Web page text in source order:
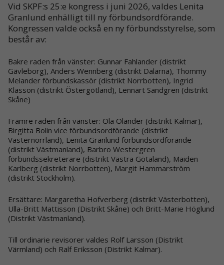
Vid SKPF:s 25:e kongress i juni 2026, valdes Lenita
Granlund enhälligt till ny förbundsordförande.
Kongressen valde också en ny förbundsstyrelse, som
består av:
Bakre raden från vänster: Gunnar Fahlander (distrikt
Gävleborg), Anders Wennberg (distrikt Dalarna), Thommy
Melander förbundskassör (distrikt Norrbotten), Ingrid
Klasson (distrikt Östergötland), Lennart Sandgren (distrikt
Skåne)
Främre raden från vänster: Ola Olander (distrikt Kalmar),
Birgitta Bolin vice förbundsordförande (distrikt
Västernorrland), Lenita Granlund förbundsordförande
(distrikt Västmanland), Barbro Westergren
förbundssekreterare (distrikt Västra Götaland), Maiden
Karlberg (distrikt Norrbotten), Margit Hammarström
(distrikt Stockholm).
Ersättare: Margaretha Hofverberg (distrikt Västerbotten),
Ulla-Britt Mattisson (Distrikt Skåne) och Britt-Marie Höglund
(Distrikt Västmanland).
Till ordinarie revisorer valdes Rolf Larsson (Distrikt
Värmland) och Ralf Eriksson (Distrikt Kalmar).